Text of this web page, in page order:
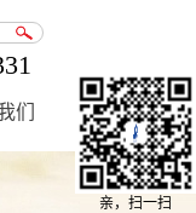
们
亲，扫一扫